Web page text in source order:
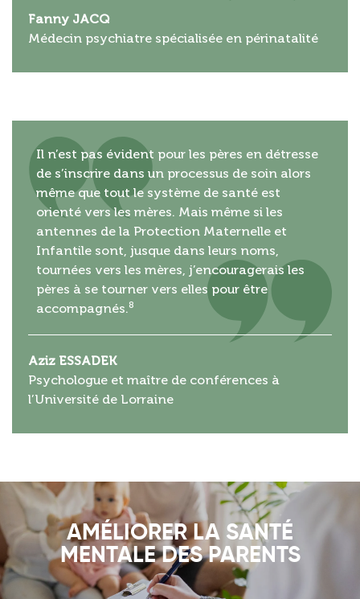
Fanny JACQ
Médecin psychiatre spécialisée en périnatalité
Il n’est pas évident pour les pères en détresse
de s’inscrire dans un processus de soin alors
même que tout le système de santé est
orienté vers les mères. Mais même si les
antennes de la Protection Maternelle et
Infantile sont, jusque dans leurs noms,
tournées vers les mères, j’encouragerais les
pères à se tourner vers elles pour être
accompagnés. 8
Aziz ESSADEK
Psychologue et maître de conférences à
l’Université de Lorraine
AMÉLIORER LA SANTÉ
MENTALE DES PARENTS